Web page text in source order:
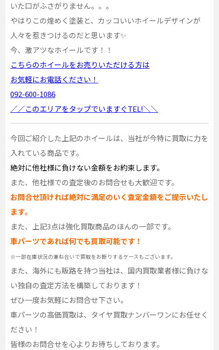
いた口がふさがりません。。。
やはりこの煌めく塗装と、カッコいいホイールデザインが
人々を惹きつけるのだと思います✨
今、激アツなホイールです！！
こちらのホイールをお売りいただける方は
お気軽にお電話ください！
092-600-1086
／／このエリアをタップでいますぐTEL!＼＼
今回ご紹介した上記のホイールは、当社が今特に買取に力を
入れている商品です。
絶対に他社様に負けない金額をお約束します。
また、他社様での査定後のお問合せも大歓迎です。
お問合せ頂ければ絶対に満足のいく査定金額をご提示いたし
ます。
また、上記3点は強化買取商品のほんの一部です。
車パーツであれば何でも買取可能です！
※一部在庫状況の兼ね合いで買取をお断りするケースもございます。
また、海外にも販路を持つ当社は、国内買取業者様に負けな
い独自の査定方法を構築しております！
ぜひ一度お気軽にお問合せ下さい。
車パーツの高価買取は、タイヤ買取ナンバーワンにお任せく
ださい！
皆様のお問合せを心よりお待ちしております。